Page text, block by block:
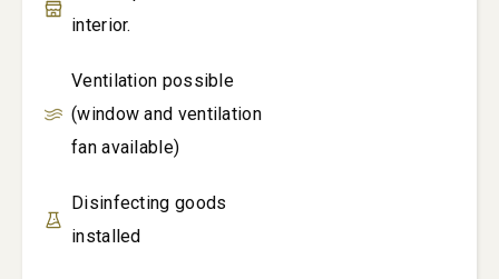
interior.
Ventilation possible
(window and ventilation
fan available)
Disinfecting goods
installed